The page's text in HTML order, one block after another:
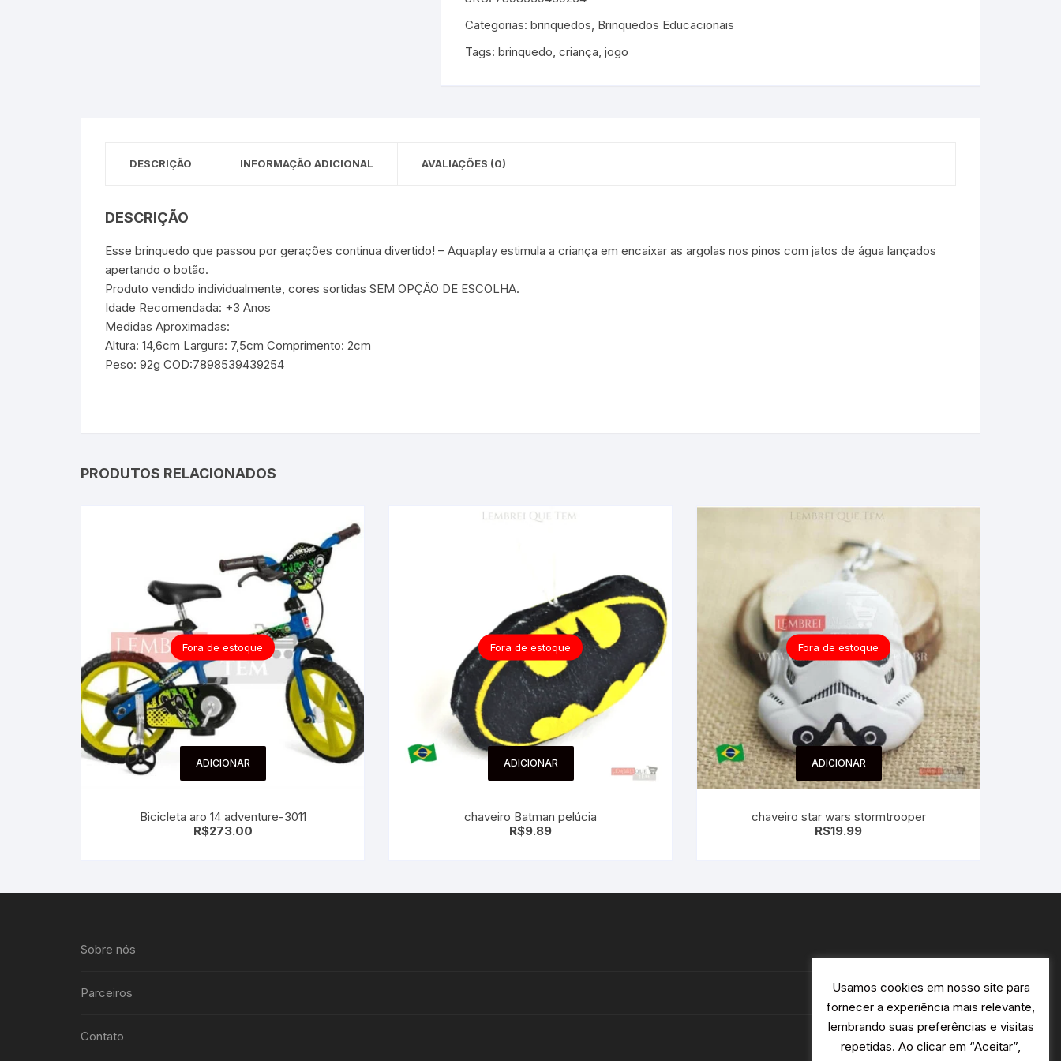
Categorias: brinquedos, Brinquedos Educacionais
Tags: brinquedo, criança, jogo
DESCRIÇÃO INFORMAÇÃO ADICIONAL AVALIAÇÕES (0)
DESCRIÇÃO
Esse brinquedo que passou por gerações continua divertido! – Aquaplay estimula a criança em encaixar as argolas nos pinos com jatos de água lançados
apertando o botão.
Produto vendido individualmente, cores sortidas SEM OPÇÃO DE ESCOLHA.
Idade Recomendada: +3 Anos
Medidas Aproximadas:
Altura: 14,6cm Largura: 7,5cm Comprimento: 2cm
Peso: 92g COD:7898539439254
PRODUTOS RELACIONADOS
Fora de estoque
ADICIONAR
Bicicleta aro 14 adventure-3011
R$273.00
Fora de estoque
ADICIONAR
chaveiro Batman pelúcia
R$9.89
Fora de estoque
ADICIONAR
chaveiro star wars stormtrooper
R$19.99
Sobre nós
Parceiros
Contato
Usamos cookies em nosso site para
fornecer a experiência mais relevante,
lembrando suas preferências e visitas
repetidas. Ao clicar em “Aceitar”,